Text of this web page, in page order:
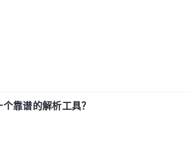
靠谱的解析工具？